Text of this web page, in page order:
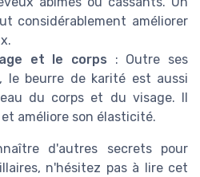
considérablement améliorer
et le corps : Outre ses
le beurre de karité est aussi
du corps et du visage. Il
améliore son élasticité.
d'autres secrets pour
n'hésitez pas à lire cet